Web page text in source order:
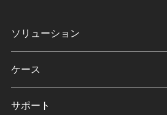
ソリューション
ケース
サポート